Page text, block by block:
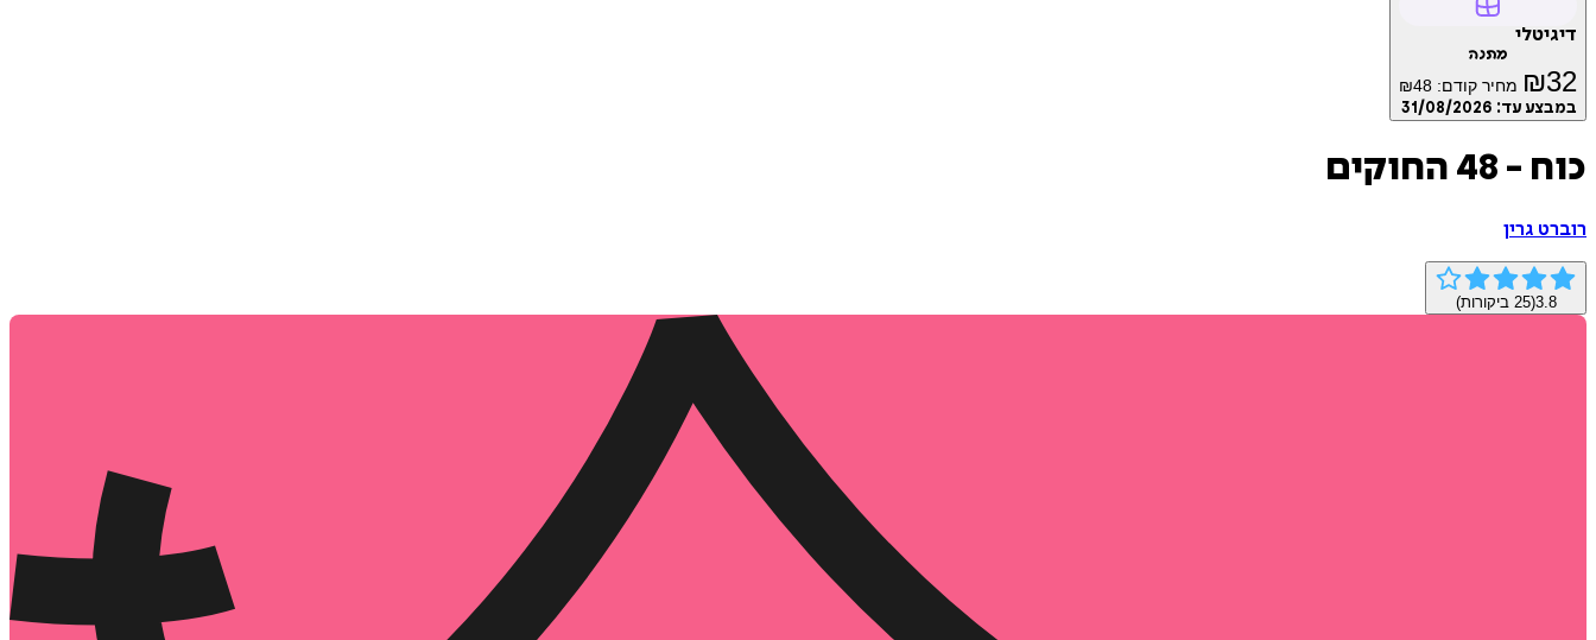
דיגיטלי
מתנה
₪32 מחיר קודם: ₪48
במבצע עד: 31/08/2026
כוח - 48 החוקים
רוברט גרין
3.8
(
25 ביקורות)